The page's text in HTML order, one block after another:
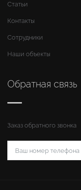
Статьи
Контакты
Сотрудники
Наши объекты
Обратная связь
Заказ обратного звонка